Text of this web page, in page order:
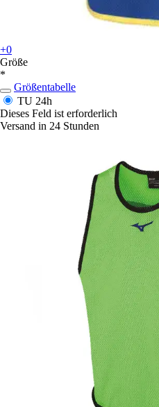
+0
Größe
*
Größentabelle
TU 24h
Dieses Feld ist erforderlich
Versand in 24 Stunden